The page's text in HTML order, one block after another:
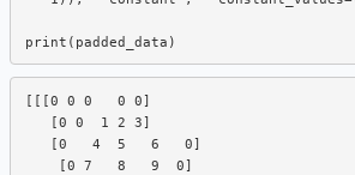
[[[0 0 0   0 0]
   [0 0  1 2 3]
   [0   4  5   6   0]
    [0 7   8   9  0]